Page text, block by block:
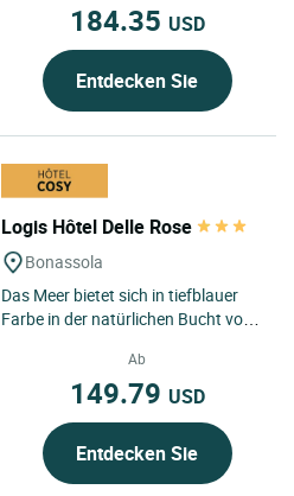
eingebettet...184.35 USD
Entdecken Sie
Logis Hôtel Delle Rose
Bonassola
Das Meer bietet sich in tiefblauer
Farbe in der natürlichen Bucht von
natürlich-breiten...Ab
149.79 USD
Entdecken Sie